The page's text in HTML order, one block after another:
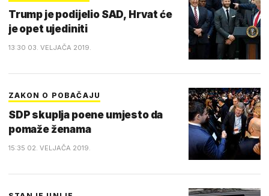
Trump je podijelio SAD, Hrvat će
je opet ujediniti
13:30 03. VELJAČA 2019.
ZAKON O POBAČAJU
SDP skuplja poene umjesto da
pomaže ženama
15:35 02. VELJAČA 2019.